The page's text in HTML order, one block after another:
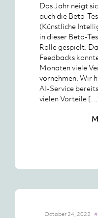
Das Jahr neigt
auch die Beta-
(Künstliche
in dieser Beta-
Rolle gespielt.
Feedbacks
Monaten viele
vornehmen. Wir
AI-Service
vielen Vorteile
October 24, 2022